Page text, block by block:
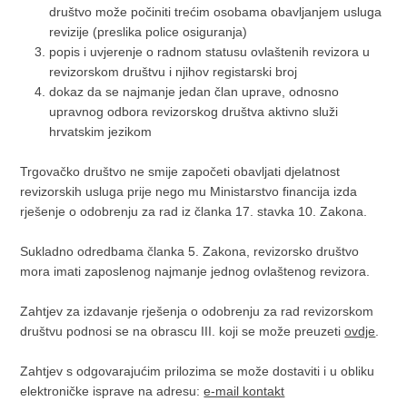
društvo može počiniti trećim osobama obavljanjem usluga
revizije (preslika police osiguranja)
popis i uvjerenje o radnom statusu ovlaštenih revizora u
revizorskom društvu i njihov registarski broj
dokaz da se najmanje jedan član uprave, odnosno
upravnog odbora revizorskog društva aktivno služi
hrvatskim jezikom
Trgovačko društvo ne smije započeti obavljati djelatnost
revizorskih usluga prije nego mu Ministarstvo financija izda
rješenje o odobrenju za rad iz članka 17. stavka 10. Zakona.
Sukladno odredbama članka 5. Zakona, revizorsko društvo
mora imati zaposlenog najmanje jednog ovlaštenog revizora.
Zahtjev za izdavanje rješenja o odobrenju za rad revizorskom
društvu podnosi se na obrascu III. koji se može preuzetiovdje
Zahtjev s odgovarajućim prilozima se može dostaviti i u obliku
elektroničke isprave na adresu:e-mail kontakt